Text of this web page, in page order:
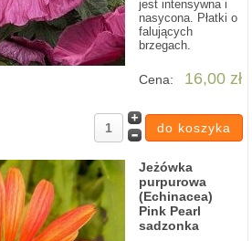
jest intensywna i
nasycona. Płatki o
falujących
brzegach.
Cena: 16,00 zł
Jeżówka
purpurowa
(Echinacea)
Pink Pearl
sadzonka